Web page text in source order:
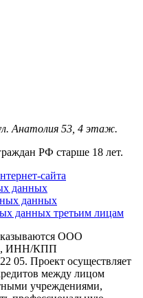
Анатолия 53, 4 этаж.
РФ старше 18 лет.
сайта
данных
данных
данных третьим лицам
ООО
ИНН/КПП
05. Проект осуществляет
между лицом
учреждениями,